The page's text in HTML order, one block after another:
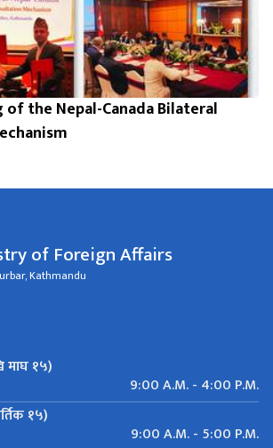
the Nepal-Canada Bilateral
of Foreign Affairs
Kathmandu
माघ १५)
9:00 A.M. - 4:00 P.M.
१५)
9:00 A.M. - 5:00 P.M.